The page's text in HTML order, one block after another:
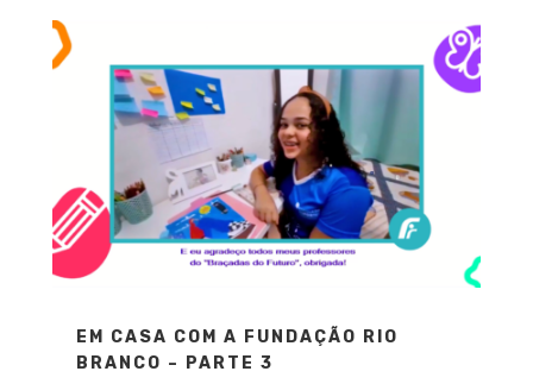
EM CASA COM A FUNDAÇÃO RIO
BRANCO – PARTE 3